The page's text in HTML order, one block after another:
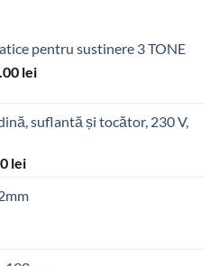
pentru sustinere 3 TONE
leiPrețul
650.00 lei.
suflantă și tocător, 230 V,
leiPrețul
este: